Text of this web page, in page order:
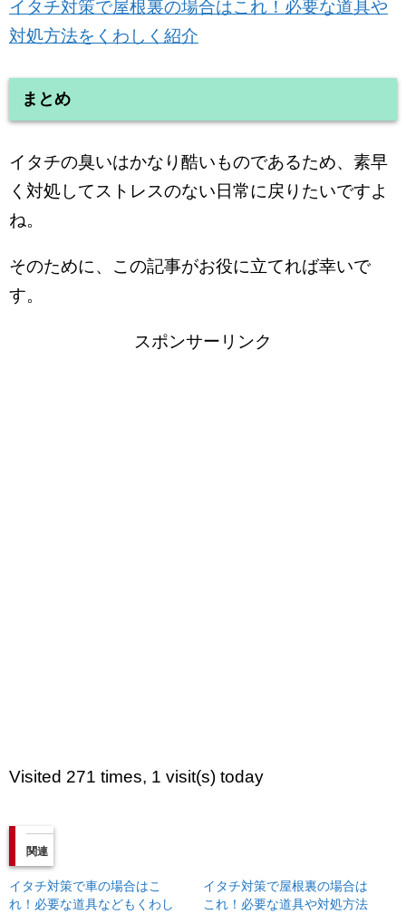
イタチ対策で屋根裏の場合はこれ！必要な道具や
対処方法をくわしく紹介
まとめ
イタチの臭いはかなり酷いものであるため、素早
く対処してストレスのない日常に戻りたいですよ
ね。
そのために、この記事がお役に立てれば幸いで
す。
スポンサーリンク
Visited 271 times, 1 visit(s) today
関連
イタチ対策で車の場合はこ
れ！必要な道具などもくわし
イタチ対策で屋根裏の場合は
これ！必要な道具や対処方法